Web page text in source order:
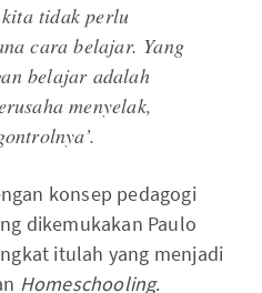
tidak perlu
cara belajar. Yang
belajar adalah
menyelak,
konsep pedagogi
dikemukakan Paulo
itulah yang menjadi
Homeschooling.